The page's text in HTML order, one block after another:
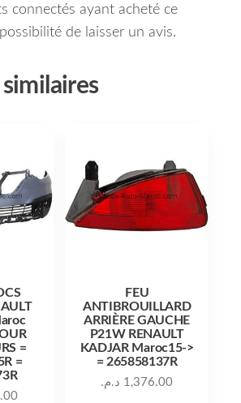
connectés ayant acheté ce
de laisser un avis.
=
=
FEU
ANTIBROUILLARD
ARRIÈRE GAUCHE
P21W RENAULT
KADJAR Maroc15->
= 265858137R
1,376.00 د.م.